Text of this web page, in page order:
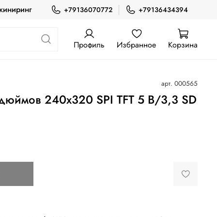
+79136070772 +79136434394
Профиль Избранное Корзина
арт. 000565
240x320 SPI TFT 5 В/3,3 SD